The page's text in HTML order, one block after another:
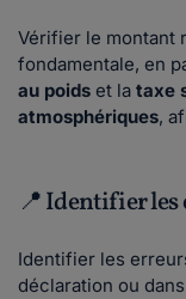
Vérifier le montant
fondamentale, en
au poids et la taxe
atmosphériques,
📍 Identifier les
Identifier les
déclaration ou